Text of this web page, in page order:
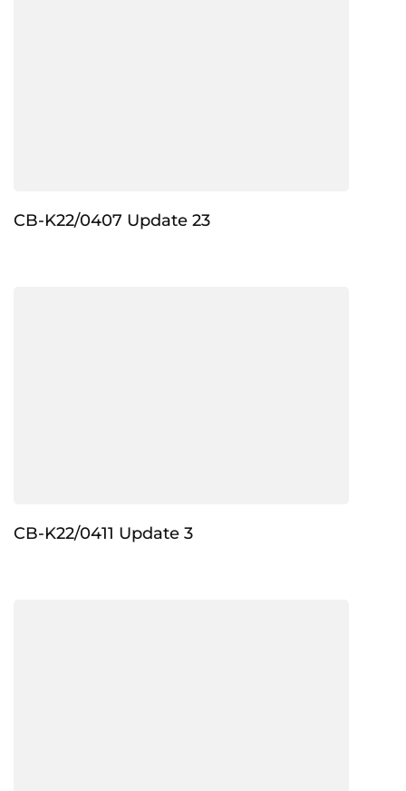
CB-K22/0407 Update 23
CB-K22/0411 Update 3